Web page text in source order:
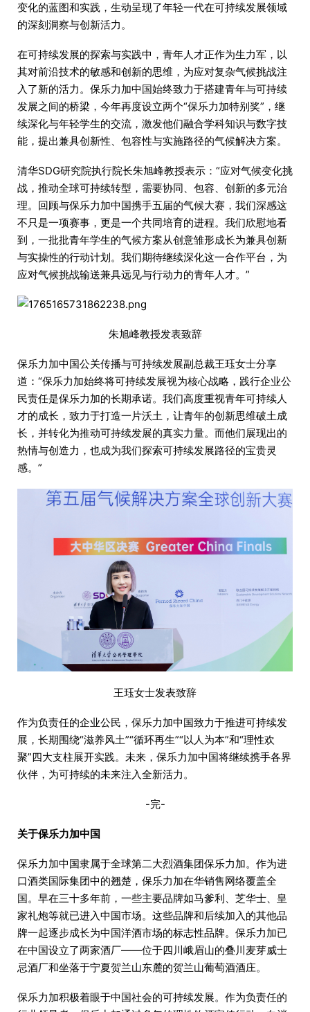
变化的蓝图和实践，生动呈现了年轻一代在可持续发展领域
的深刻洞察与创新活力。
在可持续发展的探索与实践中，青年人才正作为生力军，以
其对前沿技术的敏感和创新的思维，为应对复杂气候挑战注
入了新的活力。保乐力加中国始终致力于搭建青年与可持续
发展之间的桥梁，今年再度设立两个“保乐力加特别奖”，继
续深化与年轻学生的交流，激发他们融合学科知识与数字技
能，提出兼具创新性、包容性与实施路径的气候解决方案。
清华SDG研究院执行院长朱旭峰教授表示：“应对气候变化挑
战，推动全球可持续转型，需要协同、包容、创新的多元治
理。回顾与保乐力加中国携手五届的气候大赛，我们深感这
不只是一项赛事，更是一个共同培育的进程。我们欣慰地看
到，一批批青年学生的气候方案从创意雏形成长为兼具创新
与实操性的行动计划。我们期待继续深化这一合作平台，为
应对气候挑战输送兼具远见与行动力的青年人才。”
朱旭峰教授发表致辞
保乐力加中国公关传播与可持续发展副总裁王珏女士分享
道：“保乐力加始终将可持续发展视为核心战略，践行企业公
民责任是保乐力加的长期承诺。我们高度重视青年可持续人
才的成长，致力于打造一片沃土，让青年的创新思维破土成
长，并转化为推动可持续发展的真实力量。而他们展现出的
热情与创造力，也成为我们探索可持续发展路径的宝贵灵
感。”
王珏女士发表致辞
作为负责任的企业公民，保乐力加中国致力于推进可持续发
展，长期围绕“滋养风土”“循环再生”“以人为本”和“理性欢
聚”四大支柱展开实践。未来，保乐力加中国将继续携手各界
伙伴，为可持续的未来注入全新活力。
-完-
关于保乐力加中国
保乐力加中国隶属于全球第二大烈酒集团保乐力加。作为进
口酒类国际集团中的翘楚，保乐力加在华销售网络覆盖全
国。早在三十多年前，一些主要品牌如马爹利、芝华士、皇
家礼炮等就已进入中国市场。这些品牌和后续加入的其他品
牌一起逐步成长为中国洋酒市场的标志性品牌。保乐力加已
在中国设立了两家酒厂——位于四川峨眉山的叠川麦芽威士
忌酒厂和坐落于宁夏贺兰山东麓的贺兰山葡萄酒酒庄。
保乐力加积极着眼于中国社会的可持续发展。作为负责任的